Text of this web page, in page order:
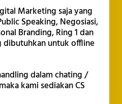
Marketing saja yang
Speaking, Negosiasi,
Branding, Ring 1 dan
dibutuhkan untuk offline
dalam chating /
kami sediakan CS